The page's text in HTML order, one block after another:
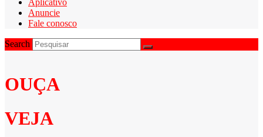
Anuncie
Fale conosco
Search
OUÇA
VEJA